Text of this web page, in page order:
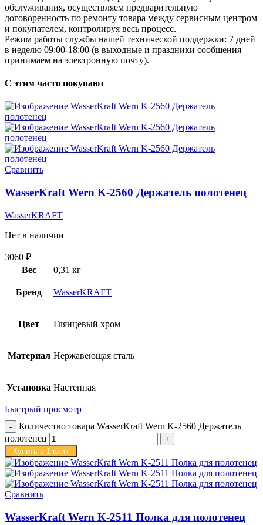
обслуживания, осуществляем предварительную
договоренность по ремонту товара между сервисным центром
и покупателем, контролируя весь процесс.
Режим работы службы нашей технической поддержки: 7 дней
в неделю 09:00-18:00 (в выходные и праздники сообщения
принимаем на электронную почту).
С этим часто покупают
Сравнить
WasserKraft Wern K-2560 Держатель полотенец
WasserKRAFT
Нет в наличии
3060 ₽
Вес
0,31 кг
Бренд WasserKRAFT
Цвет Глянцевый хром
Материал Нержавеющая сталь
Установка Настенная
Быстрый просмотр
Количество товара WasserKraft Wern K-2560 Держатель
полотенец
Купить в 1 клик
Сравнить
WasserKraft Wern K-2511 Полка для полотенец